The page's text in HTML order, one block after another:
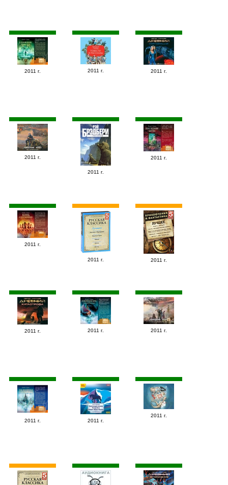
2011 г. 2011 г. 2011 г.
2011 г.
2011 г.
2011 г.
2011 г.
2011 г. 2011 г.
2011 г. 2011 г. 2011 г.
2011 г. 2011 г.
2011 г.